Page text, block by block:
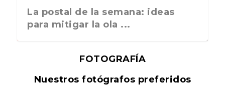
La postal de la semana: ideas
para mitigar la ola ...
FOTOGRAFÍA
Nuestros fotógrafos preferidos